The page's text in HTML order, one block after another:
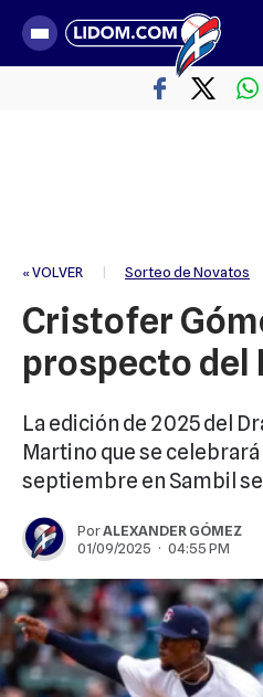
« VOLVER | Sorteo de Novatos
Cristofer
prospecto del
La edición de 2025 del
Martino que se
septiembre en Sambil
PorALEXANDER GÓMEZ
01/09/2025 · 04:55 PM